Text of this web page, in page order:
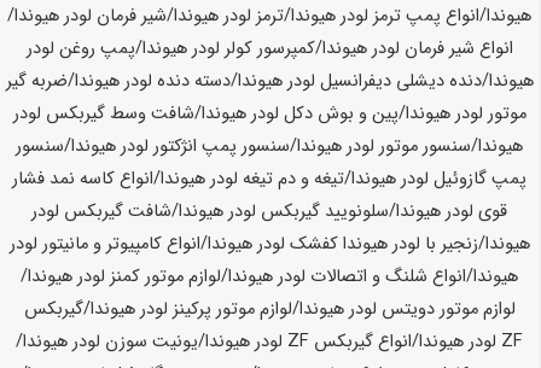
هیوندا/انواع پمپ ترمز لودر هیوندا/ترمز لودر هیوندا/شیر فرمان لودر هیوندا/
انواع شیر فرمان لودر هیوندا/کمپرسور کولر لودر هیوندا/پمپ روغن لودر
هیوندا/دنده دیشلی دیفرانسیل لودر هیوندا/دسته دنده لودر هیوندا/ضربه گیر
موتور لودر هیوندا/پین و بوش دکل لودر هیوندا/شافت وسط گیربکس لودر
هیوندا/سنسور موتور لودر هیوندا/سنسور پمپ انژکتور لودر هیوندا/سنسور
پمپ گازوئیل لودر هیوندا/تیغه و دم تیغه لودر هیوندا/انواع کاسه نمد فشار
قوی لودر هیوندا/سلونویید گیربکس لودر هیوندا/شافت گیربکس لودر
هیوندا/زنجیر با لودر هیوندا کفشک لودر هیوندا/انواع کامپیوتر و مانیتور لودر
هیوندا/انواع شلنگ و اتصالات لودر هیوندا/لوازم موتور کمنز لودر هیوندا/
لوازم موتور دویتس لودر هیوندا/لوازم موتور پرکینز لودر هیوندا/گیربکس
ZF لودر هیوندا/انواع گیربکس ZF لودر هیوندا/یونیت سوزن لودر هیوندا/